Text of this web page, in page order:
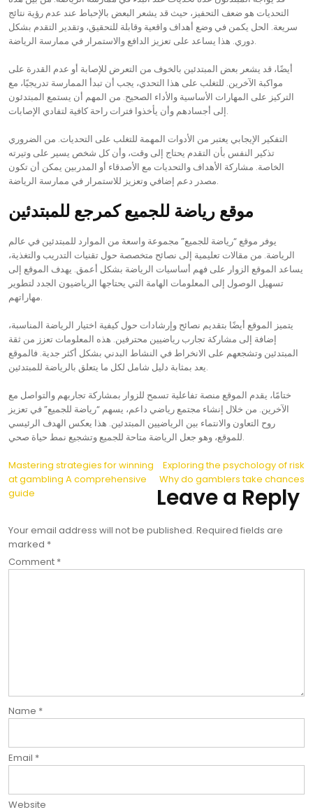
التحديات هو ضعف التحفيز، حيث قد يشعر البعض بالإحباط عند عدم رؤية نتائج
سريعة. الحل يكمن في وضع أهداف واقعية وقابلة للتحقيق، وتقدير التقدم بشكل
دوري. هذا يساعد على تعزيز الدافع والاستمرار في ممارسة الرياضة.
أيضًا، قد يشعر بعض المبتدئين بالخوف من التعرض للإصابة أو عدم القدرة على
مواكبة الآخرين. للتغلب على هذا التحدي، يجب أن تبدأ الممارسة تدريجيًا، مع
التركيز على المهارات الأساسية والأداء الصحيح. من المهم أن يستمع المبتدئون
إلى أجسادهم وأن يأخذوا فترات راحة كافية لتفادي الإصابات.
التفكير الإيجابي يعتبر من الأدوات المهمة للتغلب على التحديات. من الضروري
تذكير النفس بأن التقدم يحتاج إلى وقت، وأن كل شخص يسير على وتيرته
الخاصة. مشاركة الأهداف والتحديات مع الأصدقاء أو المدربين يمكن أن تكون
مصدر دعم إضافي وتعزيز للاستمرار في ممارسة الرياضة.
موقع رياضة للجميع كمرجع للمبتدئين
يوفر موقع “رياضة للجميع” مجموعة واسعة من الموارد للمبتدئين في عالم
الرياضة. من مقالات تعليمية إلى نصائح متخصصة حول تقنيات التدريب والتغذية،
يساعد الموقع الزوار على فهم أساسيات الرياضة بشكل أعمق. يهدف الموقع إلى
تسهيل الوصول إلى المعلومات الهامة التي يحتاجها الرياضيون الجدد لتطوير
مهاراتهم.
يتميز الموقع أيضًا بتقديم نصائح وإرشادات حول كيفية اختيار الرياضة المناسبة،
إضافة إلى مشاركة تجارب رياضيين محترفين. هذه المعلومات تعزز من ثقة
المبتدئين وتشجعهم على الانخراط في النشاط البدني بشكل أكثر جدية. فالموقع
يعد بمثابة دليل شامل لكل ما يتعلق بالرياضة للمبتدئين.
ختامًا، يقدم الموقع منصة تفاعلية تسمح للزوار بمشاركة تجاربهم والتواصل مع
الآخرين. من خلال إنشاء مجتمع رياضي داعم، يسهم “رياضة للجميع” في تعزيز
روح التعاون والانتماء بين الرياضيين المبتدئين. هذا يعكس الهدف الرئيسي
للموقع، وهو جعل الرياضة متاحة للجميع وتشجيع نمط حياة صحي.
Post
navigation
Mastering strategies for winning
at gambling A comprehensive
guide
Exploring the psychology of risk
Why do gamblers take chances
Leave a Reply
Your email address will not be published. Required fields are
marked *
Comment *
Name *
Email *
Website